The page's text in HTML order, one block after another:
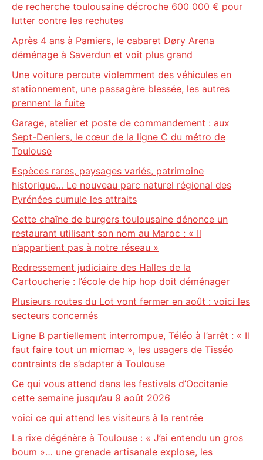
de recherche toulousaine décroche 600 000 € pour
lutter contre les rechutes
Après 4 ans à Pamiers, le cabaret Døry Arena
déménage à Saverdun et voit plus grand
Une voiture percute violemment des véhicules en
stationnement, une passagère blessée, les autres
prennent la fuite
Garage, atelier et poste de commandement : aux
Sept-Deniers, le cœur de la ligne C du métro de
Toulouse
Espèces rares, paysages variés, patrimoine
historique… Le nouveau parc naturel régional des
Pyrénées cumule les attraits
Cette chaîne de burgers toulousaine dénonce un
restaurant utilisant son nom au Maroc : « Il
n’appartient pas à notre réseau »
Redressement judiciaire des Halles de la
Cartoucherie : l’école de hip hop doit déménager
Plusieurs routes du Lot vont fermer en août : voici les
secteurs concernés
Ligne B partiellement interrompue, Téléo à l’arrêt : « Il
faut faire tout un micmac », les usagers de Tisséo
contraints de s’adapter à Toulouse
Ce qui vous attend dans les festivals d’Occitanie
cette semaine jusqu’au 9 août 2026
voici ce qui attend les visiteurs à la rentrée
La rixe dégénère à Toulouse : « J’ai entendu un gros
boum »… une grenade artisanale explose, les